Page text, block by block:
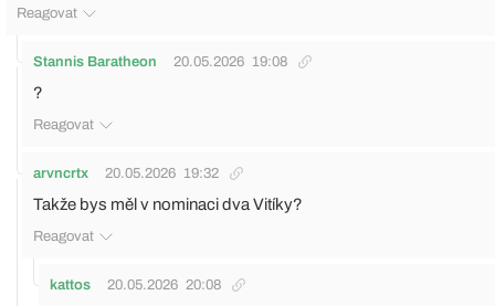
Reagovat
Stannis Baratheon 20.05.2026 19:08
?
Reagovat
arvncrtx 20.05.2026 19:32
Takže bys měl v nominaci dva Vitíky?
Reagovat
kattos 20.05.2026 20:08